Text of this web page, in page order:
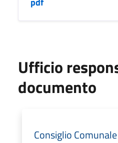
Ufficio
documento
Consiglio Comunale